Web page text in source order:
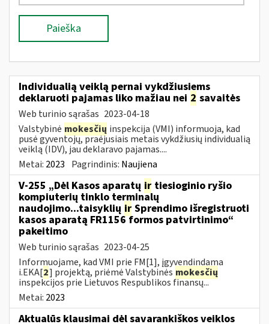
Paieška
Individualią veiklą pernai vykdžiusiems
deklaruoti pajamas liko mažiau nei 2 savaitės
Web turinio sąrašas 2023-04-18
Valstybinė mokesčių inspekcija (VMI) informuoja, kad
pusė gyventojų, praėjusiais metais vykdžiusių individualią
veiklą (IDV), jau deklaravo pajamas....
Metai: 2023 Pagrindinis: Naujiena
V-255 „Dėl Kasos aparatų ir tiesioginio ryšio
kompiuterių tinklo terminalų
naudojimo...taisyklių ir Sprendimo išregistruoti
kasos aparatą FR1156 formos patvirtinimo“
pakeitimo
Web turinio sąrašas 2023-04-25
Informuojame, kad VMI prie FM[1], įgyvendindama
i.EKA[2] projektą, priėmė Valstybinės mokesčių
inspekcijos prie Lietuvos Respublikos finansų...
Metai: 2023
Aktualūs klausimai dėl savarankiškos veiklos